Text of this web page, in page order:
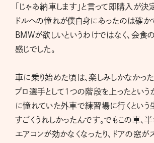
「じゃあ納車します」と言って即購入が
ドルへの憧れが僕自身にあったのは確か
BMWが欲しいというわけではなく、会食
感じでした。
車に乗り始めた頃は、楽しみしかなかっ
プロ選手として1つの階段を上ったという
に憧れていた外車で練習場に行くという
すごくうれしかったんです。でもこの車、
エアコンが効かなくなったり、ドアの窓が